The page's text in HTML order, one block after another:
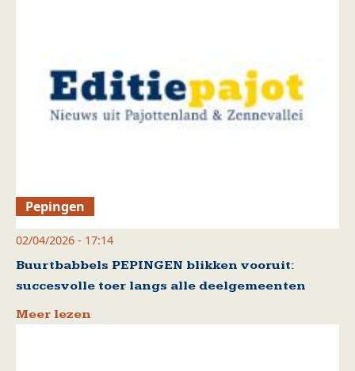
Pepingen
02/04/2026 - 17:14
Buurtbabbels PEPINGEN blikken vooruit:
succesvolle toer langs alle deelgemeenten
Meer lezen